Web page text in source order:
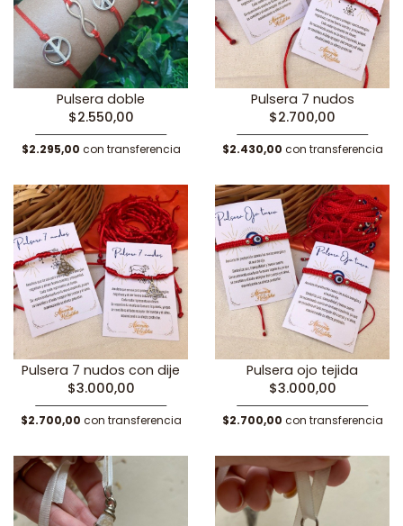
Pulsera doble
$2.550,00
$2.295,00 con transferencia
Pulsera 7 nudos
$2.700,00
$2.430,00 con transferencia
Pulsera 7 nudos con dije
$3.000,00
$2.700,00 con transferencia
Pulsera ojo tejida
$3.000,00
$2.700,00 con transferencia